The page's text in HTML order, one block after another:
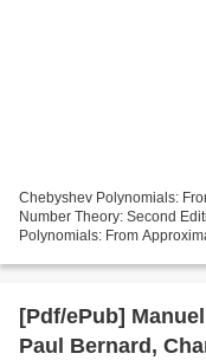
Chebyshev Polynomials:
Number Theory: Second
Polynomials: From
[Pdf/ePub]
Paul Bernard,